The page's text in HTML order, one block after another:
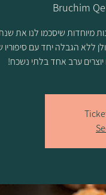
Bruchim
ללא הגבלה יחד עם סיפוריו
ערב אחד בלתי נשכח!